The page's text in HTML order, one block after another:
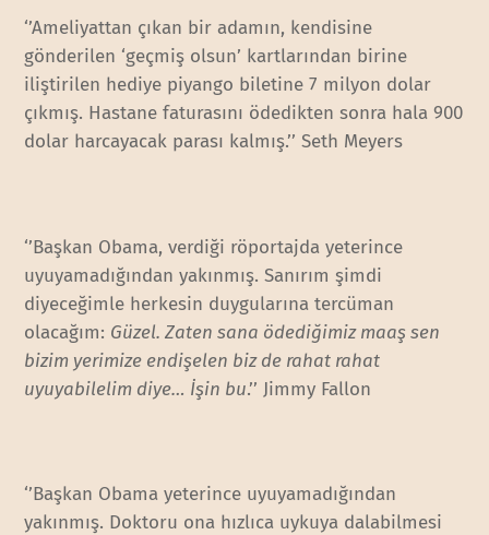
‘’Ameliyattan çıkan bir adamın, kendisine
gönderilen ‘geçmiş olsun’ kartlarından birine
iliştirilen hediye piyango biletine 7 milyon dolar
çıkmış. Hastane faturasını ödedikten sonra hala 900
dolar harcayacak parası kalmış.’’ Seth Meyers
‘’Başkan Obama, verdiği röportajda yeterince
uyuyamadığından yakınmış. Sanırım şimdi
diyeceğimle herkesin duygularına tercüman
olacağım: Güzel. Zaten sana ödediğimiz maaş sen
bizim yerimize endişelen biz de rahat rahat
uyuyabilelim diye… İşin bu.’’ Jimmy Fallon
‘’Başkan Obama yeterince uyuyamadığından
yakınmış. Doktoru ona hızlıca uykuya dalabilmesi